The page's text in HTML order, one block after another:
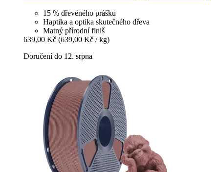
15 % dřevěného prášku
Haptika a optika skutečného dřeva
Matný přírodní finiš
639,00 Kč (639,00 Kč / kg)
Doručení do 12. srpna